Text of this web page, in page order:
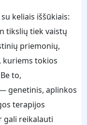
keliais iššūkiais:
tikslių tiek vaistų
priemonių,
kuriems tokios
to,
genetinis, aplinkos
terapijos
gali reikalauti